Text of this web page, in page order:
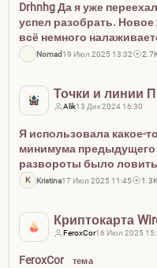
Drhnhg Да я уже
успел разобрать.
всё немного
Спасибо :)
Nomad 19 Июл 2025 13:32
Точки и линии
Alik13 Дек 2024 16:30
Я использовала какое-
минимума предыдущего
развороты было
не могу сказать, думаю
сво...
K Kristina17 Июл 2025 11:45 1.3K
Криптокарта
FeroxCor16 Июл 2025
FeroxCor тема